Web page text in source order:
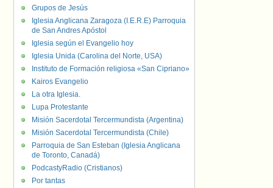
Grupos de Jesús
Iglesia Anglicana Zaragoza (I.E.R.E) Parroquia
de San Andres Apóstol
Iglesia según el Evangelio hoy
Iglesia Unida (Carolina del Norte, USA)
Instituto de Formación religiosa «San Cipriano»
Kairos Evangelio
La otra Iglesia.
Lupa Protestante
Misión Sacerdotal Tercermundista (Argentina)
Misión Sacerdotal Tercermundista (Chile)
Parroquia de San Esteban (Iglesia Anglicana
de Toronto, Canadá)
PodcastyRadio (Cristianos)
Por tantas